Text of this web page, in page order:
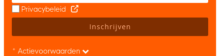
Privacybeleid
Inschrijven
* Actievoorwaarden